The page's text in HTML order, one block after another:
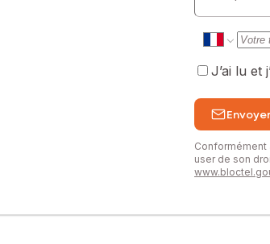
J’ai lu et
Conformément
user de son